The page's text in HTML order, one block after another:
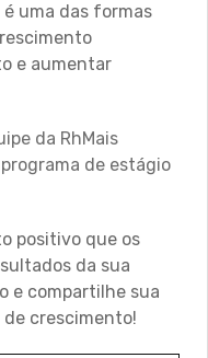
uma das formas
e aumentar
da RhMais
de estágio
positivo que os
da sua
e compartilhe sua
de crescimento!